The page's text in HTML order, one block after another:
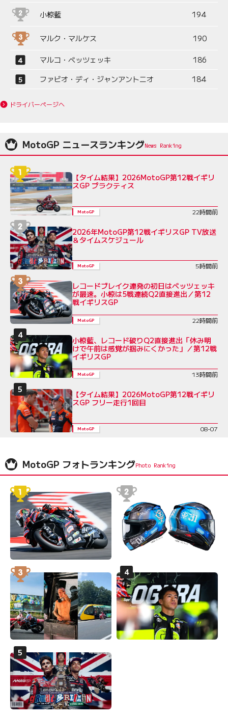
小椋藍 194
マルク・マルケス 190
マルコ・ベッツェッキ
186
ファビオ・ディ・ジャンアントニオ
184
ドライバーページへ
MotoGP ニュースランキング
【タイム結果】2026MotoGP第12戦イギリ
スGP プラクティス
MotoGP 22時間前
2026年MotoGP第12戦イギリスGP TV放送
＆タイムスケジュール
MotoGP 5時間前
レコードブレイク連発の初日はベッツェッキ
が最速。小椋は5戦連続Q2直接進出／第12
戦イギリスGP
MotoGP 22時間前
小椋藍、レコード破りQ2直接進出「休み明
けで午前は感覚が掴みにくかった」／第12戦
イギリスGP
MotoGP 13時間前
【タイム結果】2026MotoGP第12戦イギリ
スGP フリー走行1回目
MotoGP 08-07
MotoGP フォトランキング